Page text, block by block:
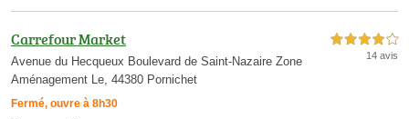
Carrefour Market
Avenue du Hecqueux Boulevard de Saint-Nazaire Zone
Aménagement Le, 44380 Pornichet
Fermé, ouvre à 8h30
4,0 étoiles sur 5
14 avis